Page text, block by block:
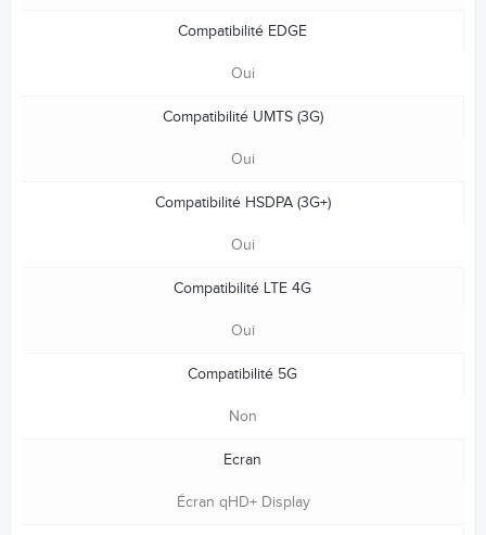
Compatibilité EDGE
Oui
Compatibilité UMTS (3G)
Oui
Compatibilité HSDPA (3G+)
Oui
Compatibilité LTE 4G
Oui
Compatibilité 5G
Non
Ecran
Écran qHD+ Display